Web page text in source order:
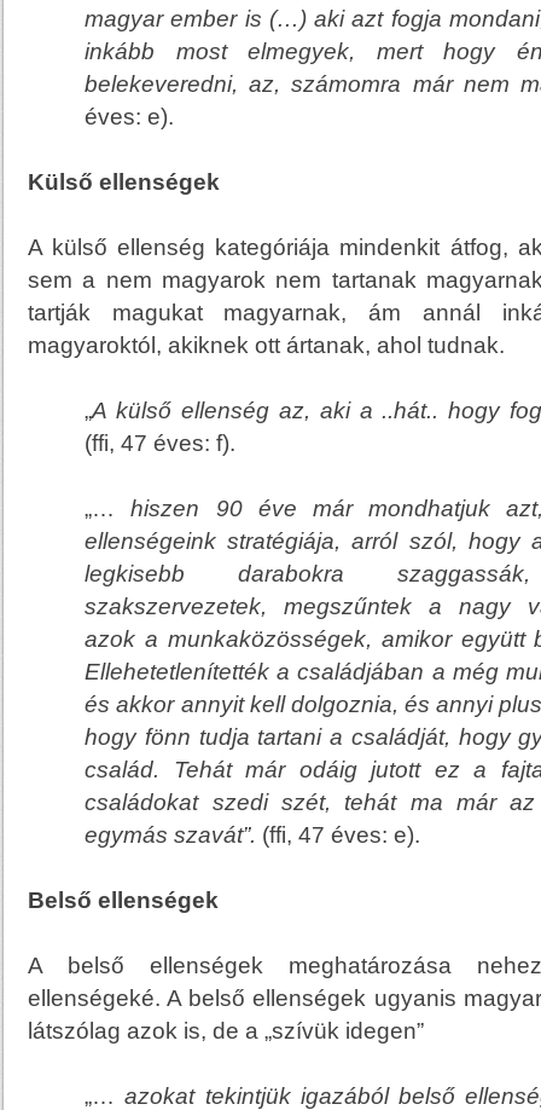
magyar ember is (…) aki azt fogja
inkább most elmegyek, mert hogy
belekeveredni, az, számomra már nem
éves: e).
Külső ellenségek
A külső ellenség kategóriája mindenkit átfog,
sem a nem magyarok nem tartanak
tartják magukat magyarnak, ám annál
magyaroktól, akiknek ott ártanak, ahol tudnak.
„A külső ellenség az, aki a ..hát.. hogy
(ffi, 47 éves: f).
„…hiszen 90 éve már mondhatjuk
ellenségeink stratégiája, arról szól, hogy
legkisebb darabokra
szakszervezetek, megszűntek a nagy
azok a munkaközösségek, amikor együtt
Ellehetetlenítették a családjában a még
és akkor annyit kell dolgoznia, és annyi
hogy fönn tudja tartani a családját, hogy
család. Tehát már odáig jutott ez a
családokat szedi szét, tehát ma már
egymás szavát”. (ffi, 47 éves: e).
Belső ellenségek
A belső ellenségek meghatározása
ellenségeké. A belső ellenségek ugyanis
látszólag azok is, de a „szívük idegen”
„…azokat tekintjük igazából belső